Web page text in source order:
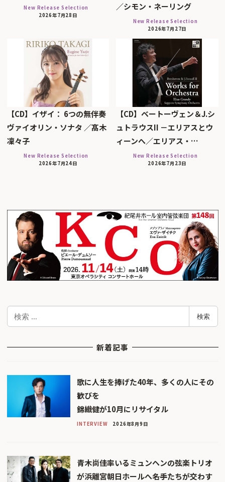
New Release Selection
2026年7月28日
／シモン・ネーリング
New Release Selection
2026年7月27日
【CD】イザイ： 6つの無伴奏
ヴァイオリン・ソナタ ／髙木
凜々子
New Release Selection
2026年7月24日
【CD】ベートーヴェン＆J.シ
ュトラウスII －エリアスとウ
ィーンへ／エリアス・…
New Release Selection
2026年7月23日
検
索
検索
新着記事
歌に人生を捧げた40年、多くの人にその
歓びを
錦織健が10月にリサイタル
INTERVIEW 2026年8月9日
青木尚佳率いるミュンヘンの弦楽トリオ
が浜離宮朝日ホールへ――名手たちが交わす